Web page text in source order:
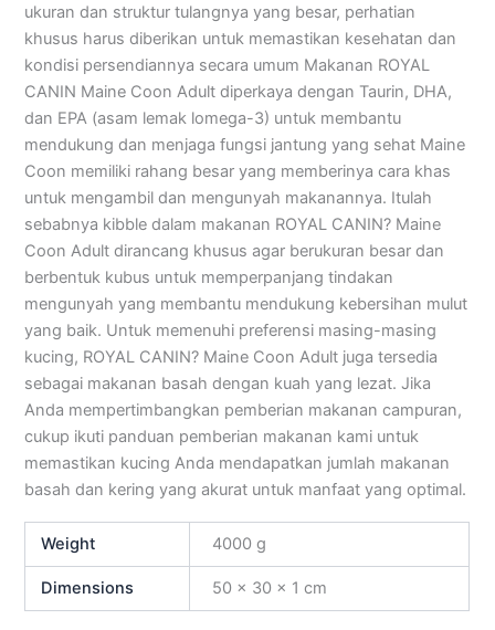
ukuran dan struktur tulangnya yang besar, perhatian
khusus harus diberikan untuk memastikan kesehatan dan
kondisi persendiannya secara umum Makanan ROYAL
CANIN Maine Coon Adult diperkaya dengan Taurin, DHA,
dan EPA (asam lemak lomega-3) untuk membantu
mendukung dan menjaga fungsi jantung yang sehat Maine
Coon memiliki rahang besar yang memberinya cara khas
untuk mengambil dan mengunyah makanannya. Itulah
sebabnya kibble dalam makanan ROYAL CANIN? Maine
Coon Adult dirancang khusus agar berukuran besar dan
berbentuk kubus untuk memperpanjang tindakan
mengunyah yang membantu mendukung kebersihan mulut
yang baik. Untuk memenuhi preferensi masing-masing
kucing, ROYAL CANIN? Maine Coon Adult juga tersedia
sebagai makanan basah dengan kuah yang lezat. Jika
Anda mempertimbangkan pemberian makanan campuran,
cukup ikuti panduan pemberian makanan kami untuk
memastikan kucing Anda mendapatkan jumlah makanan
basah dan kering yang akurat untuk manfaat yang optimal.
Weight 4000 g
Dimensions 50 × 30 × 1 cm